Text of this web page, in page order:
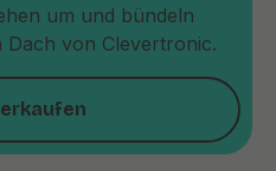
um und bündeln
Dach von Clevertronic.